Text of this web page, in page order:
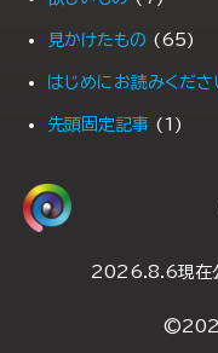
見かけたもの (65)
はじめにお読みくださ
先頭固定記事 (1)
DH（ダブルヘッダー）
2025年1月10日 (2)
2026.8.6現在